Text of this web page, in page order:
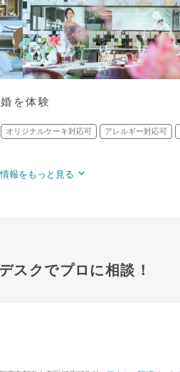
を体験
オリジナルケーキ対応可 アレルギー対応可
報をもっと見る
スクでプロに相談！